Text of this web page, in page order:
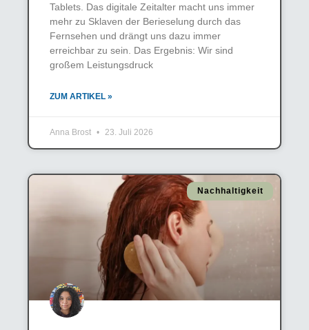
Tablets. Das digitale Zeitalter macht uns immer
mehr zu Sklaven der Berieselung durch das
Fernsehen und drängt uns dazu immer
erreichbar zu sein. Das Ergebnis: Wir sind
großem Leistungsdruck
ZUM ARTIKEL »
Anna Brost 23. Juli 2026
Nachhaltigkeit